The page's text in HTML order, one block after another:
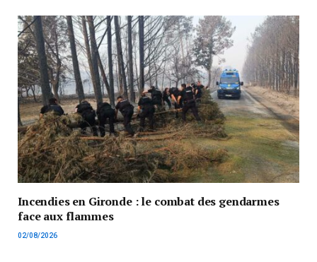
Incendies en Gironde : le combat des gendarmes
face aux flammes
02/08/2026